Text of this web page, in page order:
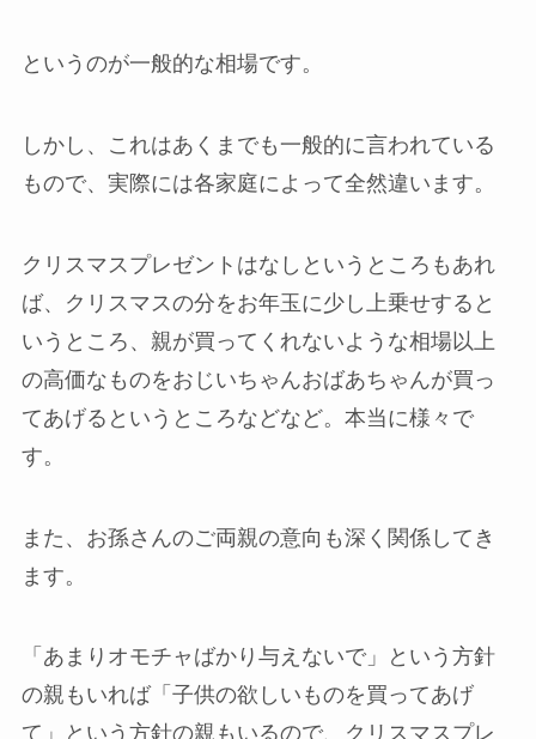
というのが一般的な相場です。
しかし、これはあくまでも一般的に言われている
もので、実際には各家庭によって全然違います。
クリスマスプレゼントはなしというところもあれ
ば、クリスマスの分をお年玉に少し上乗せすると
いうところ、親が買ってくれないような相場以上
の高価なものをおじいちゃんおばあちゃんが買っ
てあげるというところなどなど。本当に様々で
す。
また、お孫さんのご両親の意向も深く関係してき
ます。
「あまりオモチャばかり与えないで」という方針
の親もいれば「子供の欲しいものを買ってあげ
て」という方針の親もいるので、クリスマスプレ